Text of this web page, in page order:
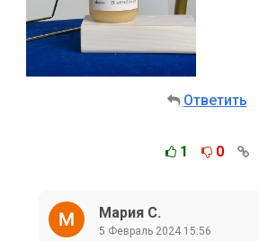
Ответить
1 0
Мария С.
5 Февраль 2024 15:56